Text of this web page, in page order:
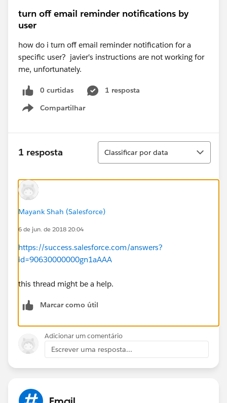
turn off email reminder notifications by
user
how do i turn off email reminder notification for a
specific user? javier's instructions are not working for
me, unfortunately.
0 curtidas
1 resposta
Compartilhar
Show menu
1 resposta
Classificar
Classificar por data
Mayank Shah (Salesforce)
6 de jun. de 2018 20:04
https://success.salesforce.com/answers?
id=90630000000gn1aAAA
this thread might be a help.
Marcar como útil
Adicionar um comentário
Escrever uma resposta...